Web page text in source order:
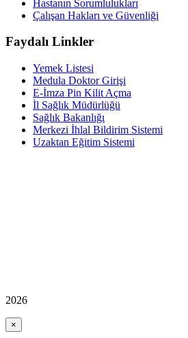
Hastanın Sorumlulukları
Çalışan Hakları ve Güvenliği
Faydalı Linkler
Yemek Listesi
Medula Doktor Girişi
E-İmza Pin Kilit Açma
İl Sağlık Müdürlüğü
Sağlık Bakanlığı
Merkezi İhlal Bildirim Sistemi
Uzaktan Eğitim Sistemi
2026
×